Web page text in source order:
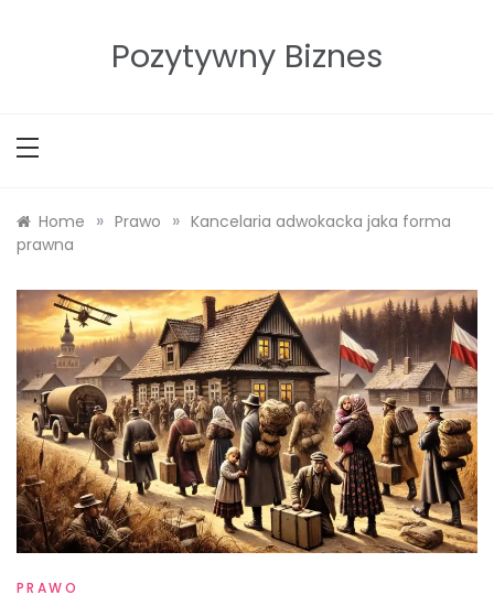
Pozytywny Biznes
Home » Prawo » Kancelaria adwokacka jaka forma
prawna
PRAWO